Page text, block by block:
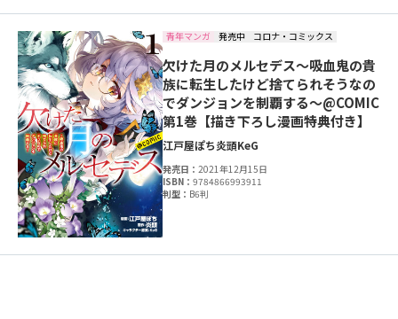
青年マンガ 発売中 コロナ・コミックス
欠けた月のメルセデス～吸血鬼の貴
族に転生したけど捨てられそうなの
でダンジョンを制覇する～@COMIC
第1巻【描き下ろし漫画特典付き】
江戸屋ぽち炎頭KeG
発売日：2021年12月15日
ISBN：9784866993911
判型： B6判